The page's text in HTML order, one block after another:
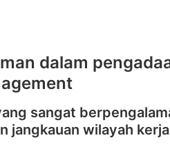
dalam
sangat
jangkauan wilayah